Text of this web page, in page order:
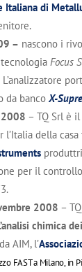
Italiana di
– nascono i
tecnologia Focus
L’analizzatore
da banco X-
– TQ Srl è
l’Italia della casa
per il
2008 –
chimica
AIM, l’
FAST a Milano, in